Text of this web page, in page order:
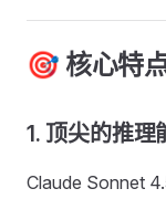
🎯 核心特
1. 顶尖的推理
Claude Sonnet